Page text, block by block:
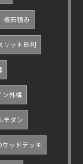
板石積み
リット砂利
ン外構
モダン
ウッドデッキ